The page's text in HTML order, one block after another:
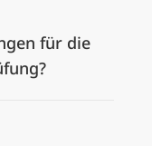
für die